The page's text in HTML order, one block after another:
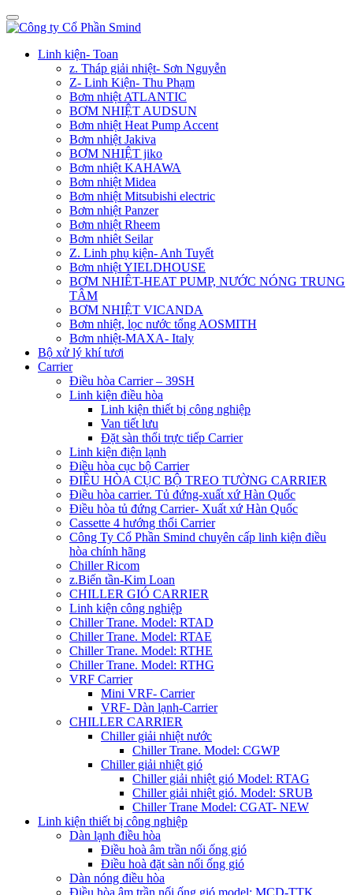
Linh kiện- Toan
z. Tháp giải nhiệt- Sơn Nguyễn
Z- Linh Kiện- Thu Phạm
Bơm nhiệt ATLANTIC
BƠM NHIỆT AUDSUN
Bơm nhiệt Heat Pump Accent
Bơm nhiệt Jakiva
BƠM NHIỆT jiko
Bơm nhiệt KAHAWA
Bơm nhiệt Midea
Bơm nhiệt Mitsubishi electric
Bơm nhiệt Panzer
Bơm nhiệt Rheem
Bơm nhiêt Seilar
Z. Linh phụ kiện- Anh Tuyết
Bơm nhiệt YIELDHOUSE
BƠM NHIÊT-HEAT PUMP, NƯỚC NÓNG TRUNG
TÂM
BƠM NHIỆT VICANDA
Bơm nhiệt, lọc nước tổng AOSMITH
Bơm nhiệt-MAXA- Italy
Bộ xử lý khí tươi
Carrier
Điều hòa Carrier – 39SH
Linh kiện điều hòa
Linh kiện thiết bị công nghiệp
Van tiết lưu
Đặt sàn thổi trực tiếp Carrier
Linh kiện điện lạnh
Điều hòa cục bộ Carrier
ĐIỀU HÒA CỤC BỘ TREO TƯỜNG CARRIER
Điều hòa carrier. Tủ đứng-xuất xứ Hàn Quốc
Điều hòa tủ đứng Carrier- Xuất xứ Hàn Quốc
Cassette 4 hướng thổi Carrier
Công Ty Cổ Phần Smind chuyên cấp linh kiện điều
hòa chính hãng
Chiller Ricom
z.Biến tần-Kim Loan
CHILLER GIÓ CARRIER
Linh kiện công nghiệp
Chiller Trane. Model: RTAD
Chiller Trane. Model: RTAE
Chiller Trane. Model: RTHE
Chiller Trane. Model: RTHG
VRF Carrier
Mini VRF- Carrier
VRF- Dàn lạnh-Carrier
CHILLER CARRIER
Chiller giải nhiệt nước
Chiller Trane. Model: CGWP
Chiller giải nhiệt gió
Chiller giải nhiệt gió Model: RTAG
Chiller giải nhiệt gió. Model: SRUB
Chiller Trane Model: CGAT- NEW
Linh kiện thiết bị công nghiệp
Dàn lạnh điều hòa
Điều hoà âm trần nối ống gió
Điều hoà đặt sàn nối ống gió
Dàn nóng điều hòa
Điều hòa âm trần nối ống gió model: MCD-TTK.